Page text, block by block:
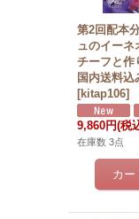
第2回配本
ュのイー
チーフと作
国内送料込
[kitap106]
9,860円(税
在庫数 3点